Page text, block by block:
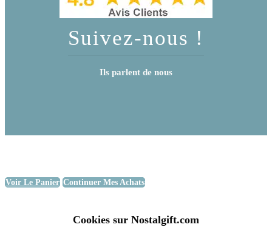
Suivez-nous !
Ils parlent de nous
Voir Le Panier Continuer Mes Achats
Cookies sur Nostalgift.com